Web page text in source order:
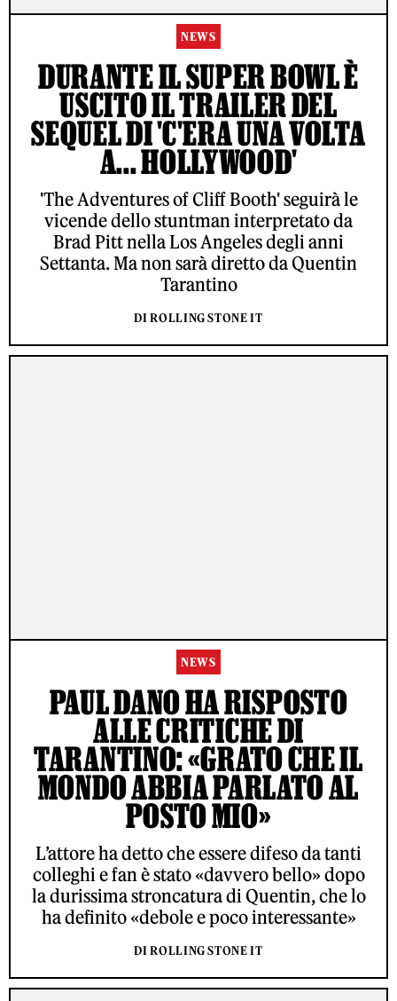
NEWS
DURANTE IL SUPER BOWL È
USCITO IL TRAILER DEL
SEQUEL DI 'C'ERA UNA VOLTA
A... HOLLYWOOD'
'The Adventures of Cliff Booth' seguirà le
vicende dello stuntman interpretato da
Brad Pitt nella Los Angeles degli anni
Settanta. Ma non sarà diretto da Quentin
Tarantino
DI ROLLING STONE IT
NEWS
PAUL DANO HA RISPOSTO
ALLE CRITICHE DI
TARANTINO: «GRATO CHE IL
MONDO ABBIA PARLATO AL
POSTO MIO»
L’attore ha detto che essere difeso da tanti
colleghi e fan è stato «davvero bello» dopo
la durissima stroncatura di Quentin, che lo
ha definito «debole e poco interessante»
DI ROLLING STONE IT